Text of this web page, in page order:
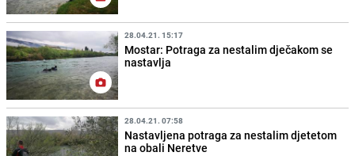
28.04.21. 15:17
Mostar: Potraga za nestalim dječakom se
nastavlja
28.04.21. 07:58
Nastavljena potraga za nestalim djetetom
na obali Neretve